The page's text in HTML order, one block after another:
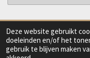
Deze website gebruikt
doeleinden en/of het
gebruik te blijven maken
Delen Deel Share